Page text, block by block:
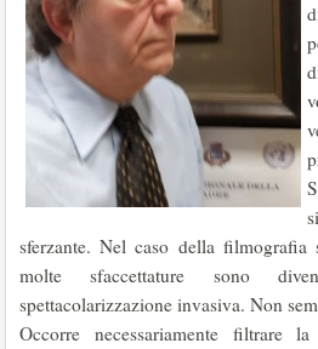
sferzante. Nel caso della filmografia
molte sfaccettature sono
spettacolarizzazione invasiva. Non
Occorre necessariamente filtrare